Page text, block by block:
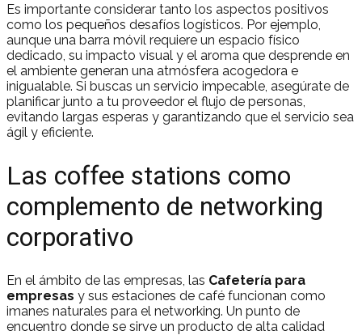
Es importante considerar tanto los aspectos positivos
como los pequeños desafíos logísticos. Por ejemplo,
aunque una barra móvil requiere un espacio físico
dedicado, su impacto visual y el aroma que desprende en
el ambiente generan una atmósfera acogedora e
inigualable. Si buscas un servicio impecable, asegúrate de
planificar junto a tu proveedor el flujo de personas,
evitando largas esperas y garantizando que el servicio sea
ágil y eficiente.
Las coffee stations como
complemento de networking
corporativo
En el ámbito de las empresas, las Cafetería para
empresas y sus estaciones de café funcionan como
imanes naturales para el networking. Un punto de
encuentro donde se sirve un producto de alta calidad